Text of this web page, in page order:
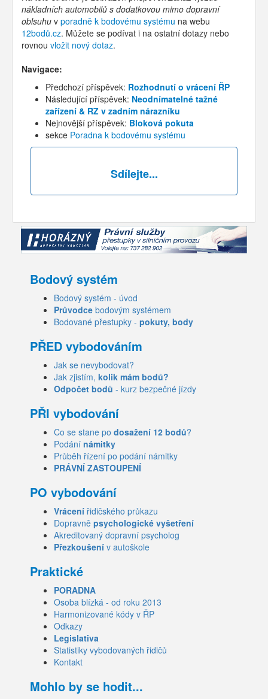
nákladních automobilů s dodatkovou mimo dopravní
oblsuhu v poradně k bodovému systému na webu
12bodů.cz. Můžete se podívat i na ostatní dotazy nebo
rovnou vložit nový dotaz.
Navigace:
Předchozí příspěvek: Rozhodnutí o vrácení ŘP
Následující příspěvek: Neodnímatelné tažné
zařízení & RZ v zadním nárazníku
Nejnovější příspěvek: Bloková pokuta
sekce Poradna k bodovému systému
Sdílejte...
Bodový systém
Bodový systém - úvod
Průvodce bodovým systémem
Bodované přestupky - pokuty, body
PŘED vybodováním
Jak se nevybodovat?
Jak zjistím, kolik mám bodů?
Odpočet bodů - kurz bezpečné jízdy
PŘI vybodování
Co se stane po dosažení 12 bodů?
Podání námitky
Průběh řízení po podání námitky
PRÁVNÍ ZASTOUPENÍ
PO vybodování
Vrácení řidičského průkazu
Dopravně psychologické vyšetření
Akreditovaný dopravní psycholog
Přezkoušení v autoškole
Praktické
PORADNA
Osoba blízká - od roku 2013
Harmonizované kódy v ŘP
Odkazy
Legislativa
Statistiky vybodovaných řidičů
Kontakt
Mohlo by se hodit...